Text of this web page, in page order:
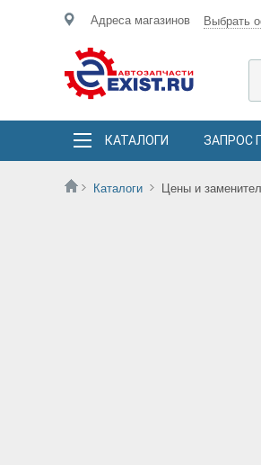
Адреса магазинов Выбрать
КАТАЛОГИ ЗАПРОС
Каталоги Цены и